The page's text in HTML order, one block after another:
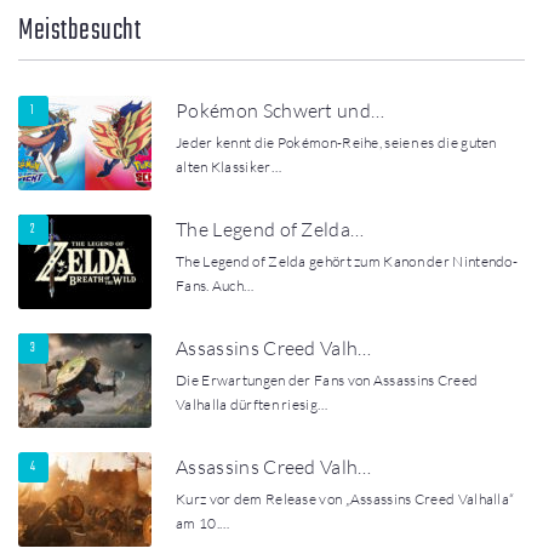
Meistbesucht
Pokémon Schwert und…
Jeder kennt die Pokémon-Reihe, seien es die guten
alten Klassiker…
The Legend of Zelda…
The Legend of Zelda gehört zum Kanon der Nintendo-
Fans. Auch…
Assassins Creed Valh…
Die Erwartungen der Fans von Assassins Creed
Valhalla dürften riesig…
Assassins Creed Valh…
Kurz vor dem Release von „Assassins Creed Valhalla“
am 10.…